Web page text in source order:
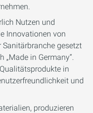
Nutzen und
Innovationen von
gesetzt
„Made in Germany“.
in
und
produzieren